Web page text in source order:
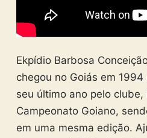
Ekpídio Barbosa
chegou no Goiás em
seu último ano pelo
Campeonato Goiano,
em uma mesma edição.